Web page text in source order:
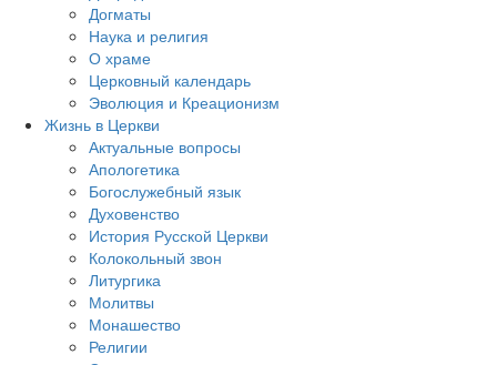
Догматы
Наука и религия
О храме
Церковный календарь
Эволюция и Креационизм
Жизнь в Церкви
Актуальные вопросы
Апологетика
Богослужебный язык
Духовенство
История Русской Церкви
Колокольный звон
Литургика
Молитвы
Монашество
Религии